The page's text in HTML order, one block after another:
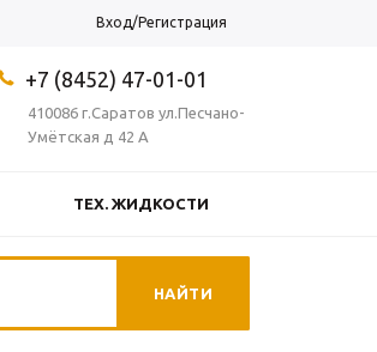
Вход/Регистрация
410086 г.Саратов ул.Песчано-
Умётская д 42 А
+7 (8452) 47-01-01
ТЕХ. ЖИДКОСТИ